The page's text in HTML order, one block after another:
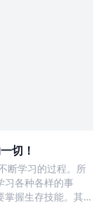
切！
断学习的过程。所
习各种各样的事
掌握生存技能。其